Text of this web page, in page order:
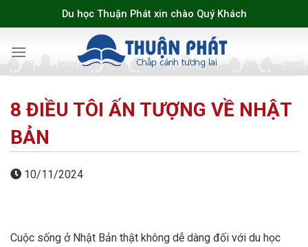
to
Du học Thuận Phát xin chào Quý Khách
8 ĐIỀU TÔI ẤN TƯỢNG VỀ NHẬT
BẢN
10/11/2024
Cuộc sống ở Nhật Bản thật không dễ dàng đối với du học